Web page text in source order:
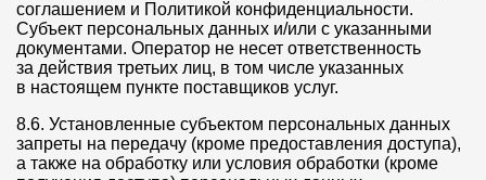
соглашением и Политикой конфиденциальности.
Субъект персональных данных и/или с указанными
документами. Оператор не несет ответственность
за действия третьих лиц, в том числе указанных
в настоящем пункте поставщиков услуг.
8.6. Установленные субъектом персональных данных
запреты на передачу (кроме предоставления доступа),
а также на обработку или условия обработки (кроме